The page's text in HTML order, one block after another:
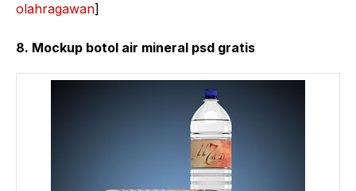
olahragawan]
8. Mockup botol air mineral psd gratis